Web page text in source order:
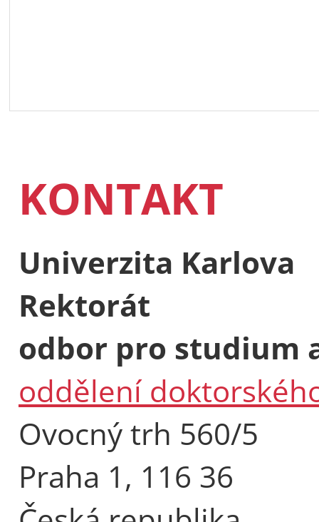
KONTAKT
Univerzita Karlova
Rektorát
odbor pro studium
oddělení
Ovocný trh 560/5
Praha 1, 116 36